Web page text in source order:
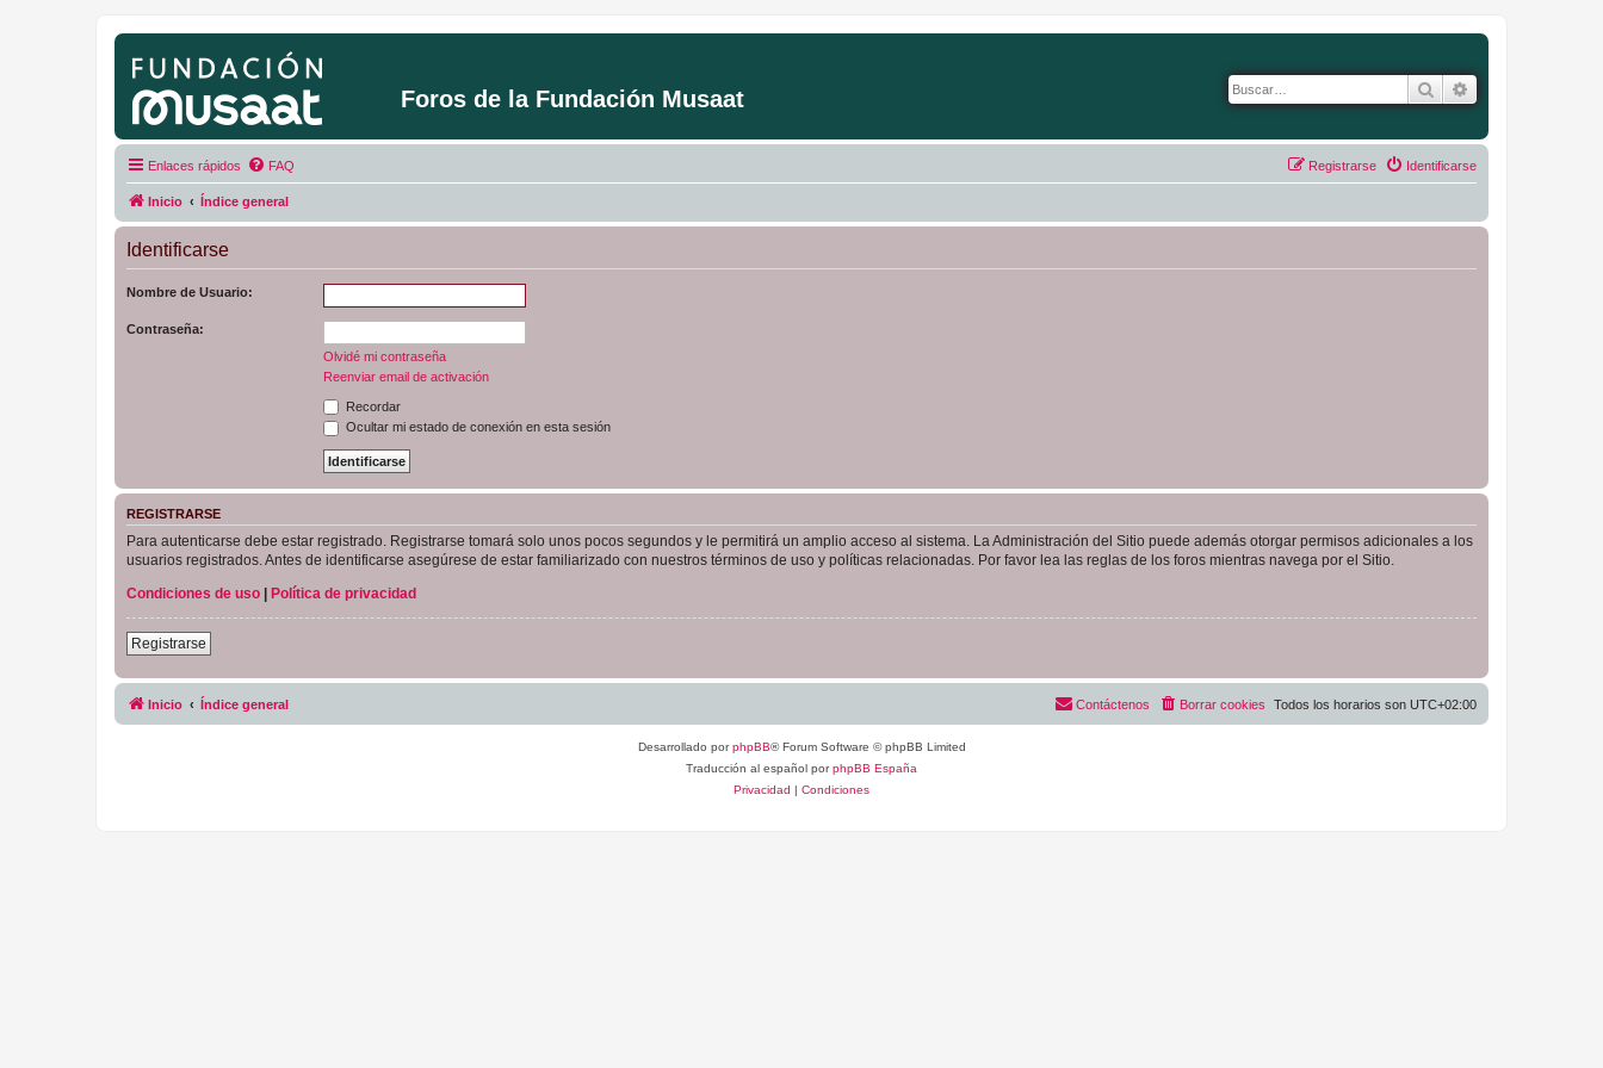
Foros de la Fundación Musaat Buscar
Enlaces rápidos FAQ Identificarse
Registrarse
Inicio Índice general
Identificarse
Nombre de Usuario:
Contraseña:
Olvidé mi contraseña
Reenviar email de activación
Recordar
Ocultar mi estado de conexión en esta sesión
REGISTRARSE
Para autenticarse debe estar registrado. Registrarse tomará solo unos pocos segundos y le permitirá un amplio acceso al sistema. La Administración del Sitio puede además otorgar permisos adicionales a los
usuarios registrados. Antes de identificarse asegúrese de estar familiarizado con nuestros términos de uso y políticas relacionadas. Por favor lea las reglas de los foros mientras navega por el Sitio.
Condiciones de uso
Política de privacidad
Registrarse
Inicio Índice general Todos los horarios son UTC+02:00
Borrar cookies
Contáctenos
Desarrollado porphpBB® Forum Software © phpBB Limited
Traducción al español porphpBB España
Privacidad | Condiciones